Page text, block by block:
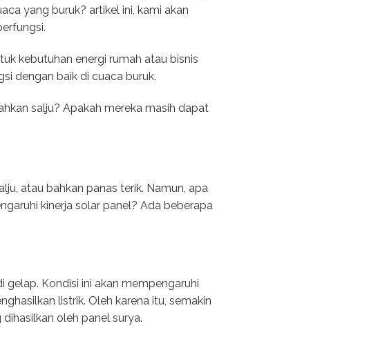
yang buruk? artikel ini, kami akan
kebutuhan energi rumah atau bisnis
dengan baik di cuaca buruk.
salju? Apakah mereka masih dapat
atau bahkan panas terik. Namun, apa
kinerja solar panel? Ada beberapa
Kondisi ini akan mempengaruhi
listrik. Oleh karena itu, semakin
oleh panel surya.